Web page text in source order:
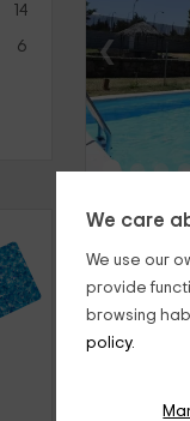
We care
We use our
provide
browsing
policy.
14
6 ‹
‹